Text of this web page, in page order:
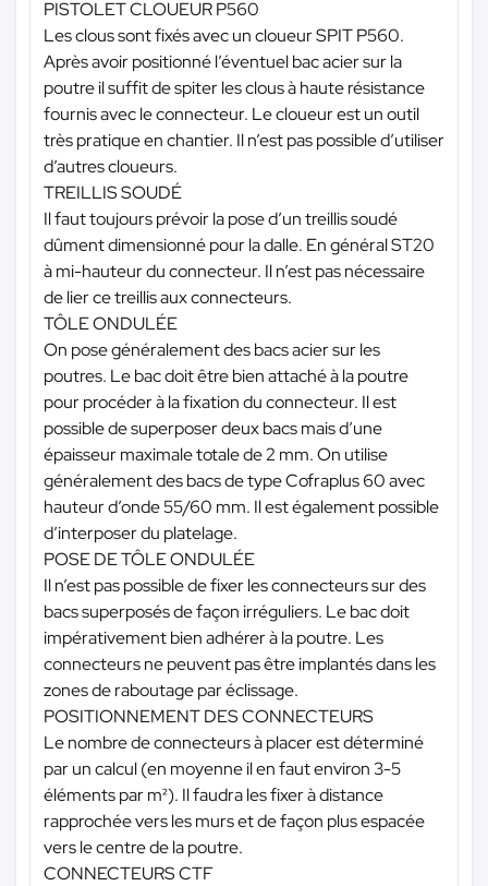
PISTOLET CLOUEUR P560
Les clous sont fixés avec un cloueur SPIT P560.
Après avoir positionné l’éventuel bac acier sur la
poutre il suffit de spiter les clous à haute résistance
fournis avec le connecteur. Le cloueur est un outil
très pratique en chantier. Il n’est pas possible d’utiliser
d’autres cloueurs.
TREILLIS SOUDÉ
Il faut toujours prévoir la pose d’un treillis soudé
dûment dimensionné pour la dalle. En général ST20
à mi-hauteur du connecteur. Il n’est pas nécessaire
de lier ce treillis aux connecteurs.
TÔLE ONDULÉE
On pose généralement des bacs acier sur les
poutres. Le bac doit être bien attaché à la poutre
pour procéder à la fixation du connecteur. Il est
possible de superposer deux bacs mais d’une
épaisseur maximale totale de 2 mm. On utilise
généralement des bacs de type Cofraplus 60 avec
hauteur d’onde 55/60 mm. Il est également possible
d’interposer du platelage.
POSE DE TÔLE ONDULÉE
Il n’est pas possible de fixer les connecteurs sur des
bacs superposés de façon irréguliers. Le bac doit
impérativement bien adhérer à la poutre. Les
connecteurs ne peuvent pas être implantés dans les
zones de raboutage par éclissage.
POSITIONNEMENT DES CONNECTEURS
Le nombre de connecteurs à placer est déterminé
par un calcul (en moyenne il en faut environ 3-5
éléments par m²). Il faudra les fixer à distance
rapprochée vers les murs et de façon plus espacée
vers le centre de la poutre.
CONNECTEURS CTF